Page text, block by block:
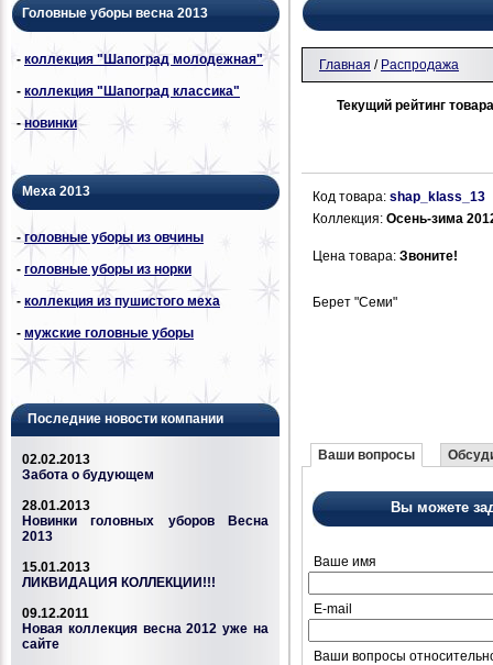
Головные уборы весна 2013
- коллекция "Шапоград молодежная"
- коллекция "Шапоград классика"
-новинки
Меха 2013
-головные уборы из овчины
- головные уборы из норки
- коллекция из пушистого меха
- мужские головные уборы
Последние новости компании
02.02.2013
Забота о будующем
28.01.2013
Новинки головных уборов Весна
2013
15.01.2013
ЛИКВИДАЦИЯ КОЛЛЕКЦИИ!!!
09.12.2011
Новая коллекция весна 2012 уже на
сайте
Главная / Распродажа
Текущий рейтинг
Код товара: shap_klass_13
Коллекция: Осень-зима
Цена товара: Звоните!
Берет "Семи"
Ваши вопросы
Вы можете
Ваше имя
E-mail
Ваши вопросы